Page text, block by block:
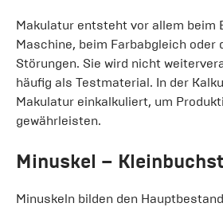
Makulatur entsteht vor allem beim
Maschine, beim Farbabgleich oder
Störungen. Sie wird nicht
häufig als Testmaterial. In der
Makulatur einkalkuliert, um
gewährleisten.
Minuskel –
Minuskeln bilden den